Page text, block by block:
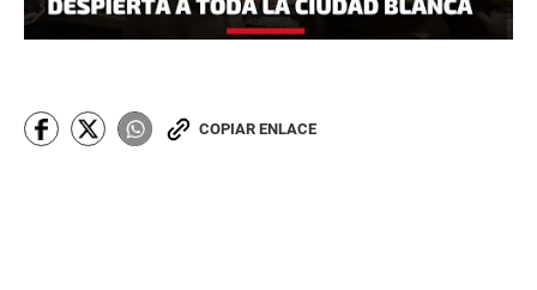
COPIAR ENLACE